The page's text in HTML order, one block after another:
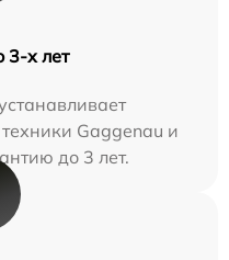
3-х лет
Gaggenau и
до 3 лет.